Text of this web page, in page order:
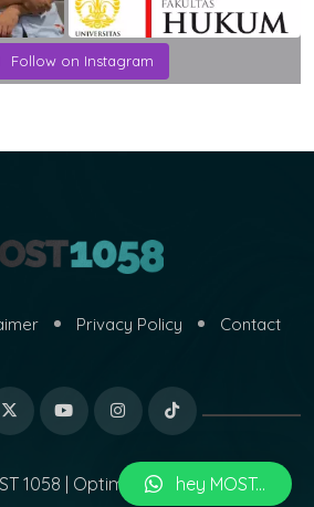
Follow on Instagram
Privacy Policy Contact
1058 | Optimized byMARI
hey MOST...